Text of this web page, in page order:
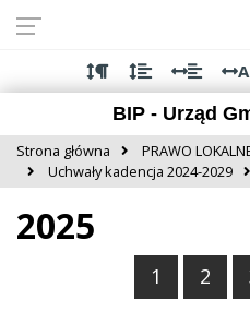
dostępności
głównej
treści
menu
stopki
A
BIP - Urząd
Strona główna PRAWO
Uchwały kadencja 2024-2029
2025
1 2